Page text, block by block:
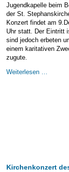
Jugendkapelle beim
der St.
Konzert findet am
Uhr statt. Der Eintritt
sind jedoch erbeten
einem karitativen
zugute.
Weiterlesen …
Kirchenkonzert